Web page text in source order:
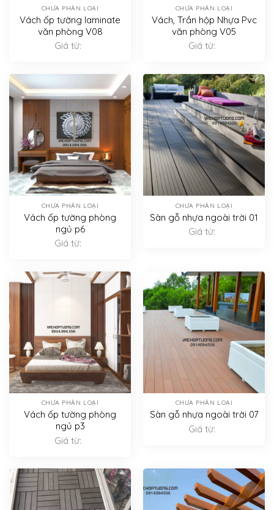
CHƯA PHÂN LOẠI
Vách ốp tường laminate
văn phòng V08
Giá từ:
CHƯA PHÂN LOẠI
Vách, Trần hộp Nhựa Pvc
văn phòng V05
Giá từ:
CHƯA PHÂN LOẠI
Vách ốp tường phòng
ngủ p6
Giá từ:
CHƯA PHÂN LOẠI
Sàn gỗ nhựa ngoài trời 01
Giá từ:
CHƯA PHÂN LOẠI
Vách ốp tường phòng
ngủ p3
Giá từ:
CHƯA PHÂN LOẠI
Sàn gỗ nhựa ngoài trời 07
Giá từ: